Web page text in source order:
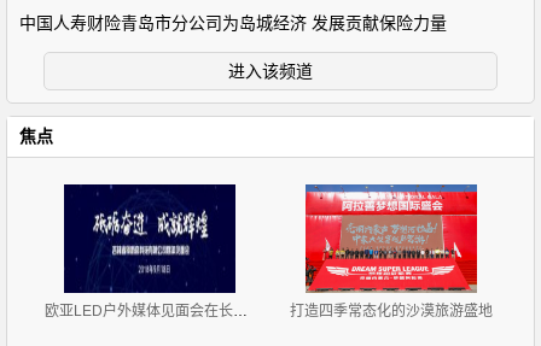
中国人寿财险青岛市分公司为岛城经济 发展贡献保险力量
进入该频道
焦点
欧亚LED户外媒体见面会在长春召开 打造四季常态化的沙漠旅游盛地